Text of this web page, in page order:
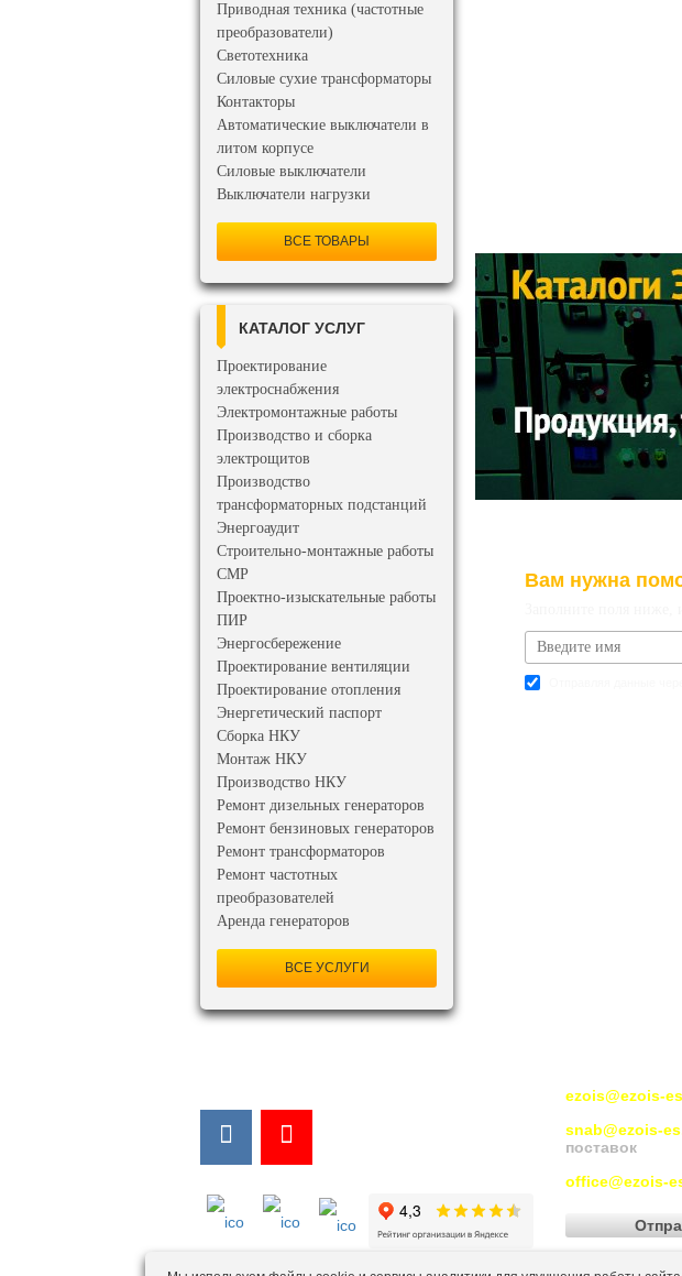
Приводная техника (частотные
преобразователи)
Светотехника
Силовые сухие трансформаторы
Контакторы
Автоматические выключатели в
литом корпусе
Силовые выключатели
Выключатели нагрузки
ВСЕ ТОВАРЫ
КАТАЛОГ УСЛУГ
Проектирование
электроснабжения
Электромонтажные работы
Производство и сборка
электрощитов
Производство
трансформаторных подстанций
Энергоаудит
Строительно-монтажные работы
СМР
Проектно-изыскательные работы
ПИР
Энергосбережение
Проектирование вентиляции
Проектирование отопления
Энергетический паспорт
Сборка НКУ
Монтаж НКУ
Производство НКУ
Ремонт дизельных генераторов
Ремонт бензиновых генераторов
Ремонт трансформаторов
Ремонт частотных
преобразователей
Аренда генераторов
ВСЕ УСЛУГИ
Вам нужна
ezois@ezois-
snab@ezois-
поставок
office@ezois-